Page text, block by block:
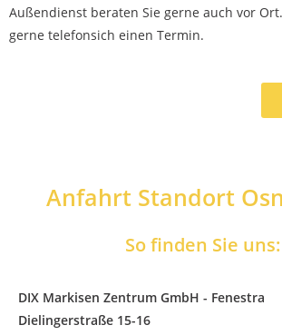
Außendienst beraten Sie gerne auch vor
gerne telefonsich einen Termin.
Anfahrt Standort
So finden Sie uns:
DIX Markisen Zentrum GmbH - Fenestra
Dielingerstraße 15-16